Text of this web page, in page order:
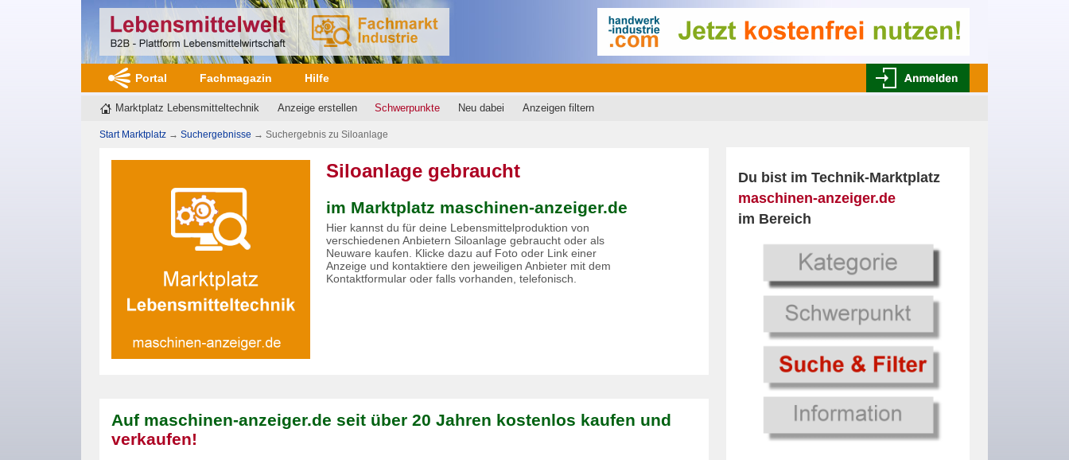
Portal Fachmagazin Hilfe
Marktplatz Lebensmitteltechnik Anzeige erstellen Schwerpunkte Neu dabei Anzeigen filtern
Du bist im Technik-Marktplatz
maschinen-anzeiger.de
im Bereich
Start Marktplatz → Suchergebnisse → Suchergebnis zu Siloanlage
Siloanlage gebraucht
im Marktplatz maschinen-anzeiger.de
Hier kannst du für deine Lebensmittelproduktion von
verschiedenen Anbietern Siloanlage gebraucht oder als
Neuware kaufen. Klicke dazu auf Foto oder Link einer
Anzeige und kontaktiere den jeweiligen Anbieter mit dem
Kontaktformular oder falls vorhanden, telefonisch.
Auf maschinen-anzeiger.de seit über 20 Jahren kostenlos kaufen und
verkaufen!